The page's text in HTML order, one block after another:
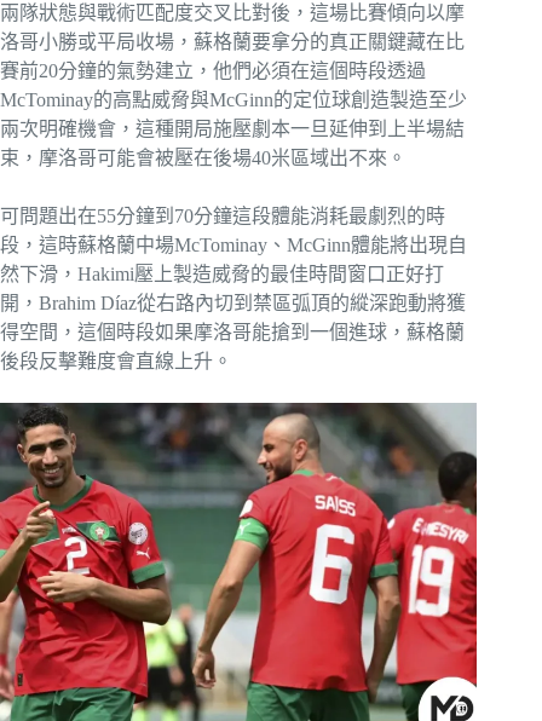
兩隊狀態與戰術匹配度交叉比對後，這場比賽傾向以摩
洛哥小勝或平局收場，蘇格蘭要拿分的真正關鍵藏在比
賽前20分鐘的氣勢建立，他們必須在這個時段透過
McTominay的高點威脅與McGinn的定位球創造製造至少
兩次明確機會，這種開局施壓劇本一旦延伸到上半場結
束，摩洛哥可能會被壓在後場40米區域出不來。
可問題出在55分鐘到70分鐘這段體能消耗最劇烈的時
段，這時蘇格蘭中場McTominay、McGinn體能將出現自
然下滑，Hakimi壓上製造威脅的最佳時間窗口正好打
開，Brahim Díaz從右路內切到禁區弧頂的縱深跑動將獲
得空間，這個時段如果摩洛哥能搶到一個進球，蘇格蘭
後段反擊難度會直線上升。